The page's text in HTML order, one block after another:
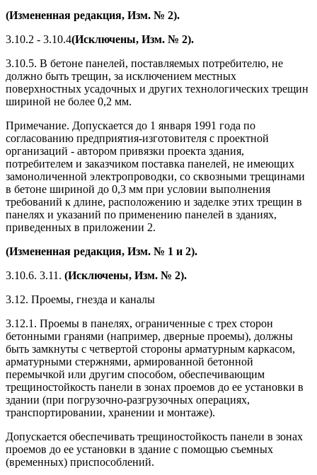
(Измененная редакция, Изм. № 2).
3.10.2 - 3.10.4(Исключены, Изм. № 2).
3.10.5. В бетоне панелей, поставляемых потребителю, не
должно быть трещин, за исключением местных
поверхностных усадочных и других технологических трещин
шириной не более 0,2 мм.
Примечание. Допускается до 1 января 1991 года по
согласованию предприятия-изготовителя с проектной
организаций - автором привязки проекта здания,
потребителем и заказчиком поставка панелей, не имеющих
замоноличенной электропроводки, со сквозными трещинами
в бетоне шириной до 0,3 мм при условии выполнения
требований к длине, расположению и заделке этих трещин в
панелях и указаний по применению панелей в зданиях,
приведенных в приложении 2.
(Измененная редакция, Изм. № 1 и 2).
3.10.6. 3.11. (Исключены, Изм. № 2).
3.12. Проемы, гнезда и каналы
3.12.1. Проемы в панелях, ограниченные с трех сторон
бетонными гранями (например, дверные проемы), должны
быть замкнуты с четвертой стороны арматурным каркасом,
арматурными стержнями, армированной бетонной
перемычкой или другим способом, обеспечивающим
трещиностойкость панели в зонах проемов до ее установки в
здании (при погрузочно-разгрузочных операциях,
транспортировании, хранении и монтаже).
Допускается обеспечивать трещиностойкость панели в зонах
проемов до ее установки в здание с помощью съемных
(временных) приспособлений.